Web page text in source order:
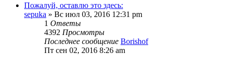
Пожалуй, оставлю это здесь:
sepuka » Вс июл 03, 2016 12:31 pm
1 Ответы
4392 Просмотры
Последнее сообщение Borishof
Пт сен 02, 2016 8:26 am